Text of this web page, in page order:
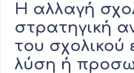
Η αλλαγή
στρατηγική
του σχολικού
λύση ή